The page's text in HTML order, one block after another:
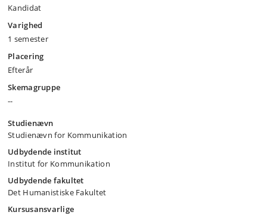
Kandidat
Varighed
1 semester
Placering
Efterår
Skemagruppe
--
Studienævn
Studienævn for Kommunikation
Udbydende institut
Institut for Kommunikation
Udbydende fakultet
Det Humanistiske Fakultet
Kursusansvarlige